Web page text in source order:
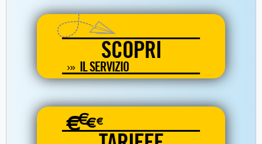
SCOPRI
IL SERVIZIO
€€€€